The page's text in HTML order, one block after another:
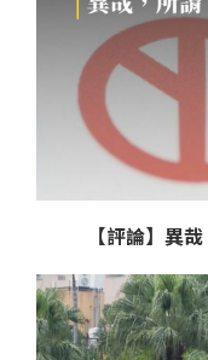
【評論】異